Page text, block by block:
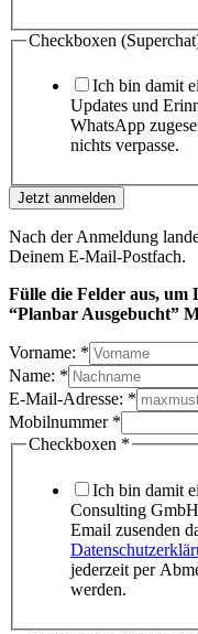
Checkboxen
Ich bin damit
Updates und
WhatsApp
nichts verpasse.
Jetzt anmelden
Nach der Anmeldung
Deinem E-Mail-Postfach.
Fülle die Felder aus, um
“Planbar Ausgebucht”
Vorname: *
Name: *
E-Mail-Adresse: *
Mobilnummer *
Checkboxen *
Ich bin damit
Consulting
Email zusenden
jederzeit per
werden.